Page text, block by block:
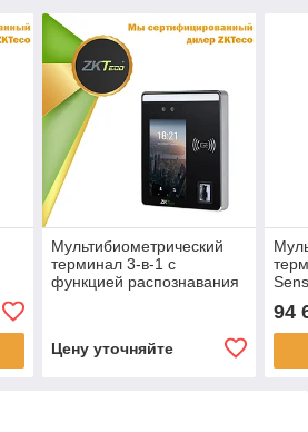
Мультибиометрический
терминал 3-в-1 с
функцией распознавания
Цену уточняйте
94